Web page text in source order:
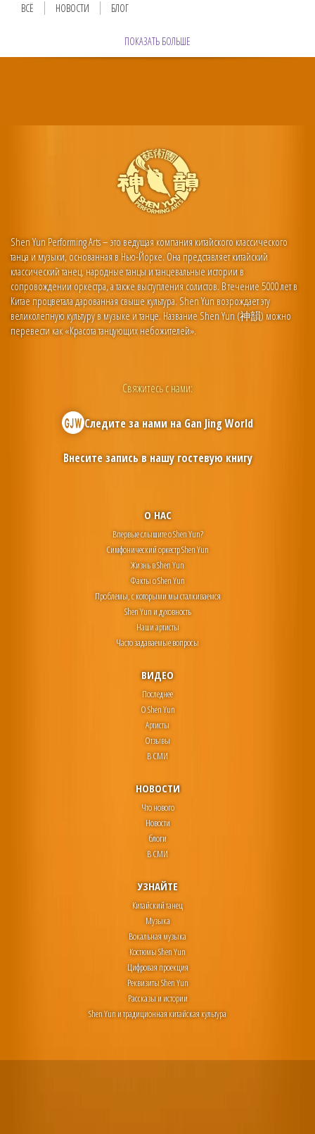
ВСЁ НОВОСТИ БЛОГ
ПОКАЗАТЬ БОЛЬШЕ
Shen Yun Performing Arts – это ведущая компания китайского классического
танца и музыки, основанная в Нью-Йорке. Она представляет китайский
классический танец, народные танцы и танцевальные истории в
сопровождении оркестра, а также выступления солистов. В течение 5000 лет в
Китае процветала дарованная свыше культура. Shen Yun возрождает эту
великолепную культуру в музыке и танце. Название Shen Yun (神韻) можно
перевести как «Красота танцующих небожителей».
О НАС
Впервые слышите о Shen Yun?
Симфонический оркестр Shen Yun
Жизнь в Shen Yun
Факты о Shen Yun
Проблемы, с которыми мы сталкиваемся
Shen Yun и духовность
Наши артисты
Часто задаваемые вопросы
ВИДЕО
Последнее
О Shen Yun
Артисты
Отзывы
В СМИ
НОВОСТИ
Что нового
Новости
блоги
В СМИ
УЗНАЙТЕ
Китайский танец
Музыка
Вокальная музыка
Костюмы Shen Yun
Цифровая проекция
Реквизиты Shen Yun
Рассказы и истории
Shen Yun и традиционная китайская культура
Свяжитесь с нами:
Следите за нами наGan Jing World
Внесите запись в нашу гостевую книгу